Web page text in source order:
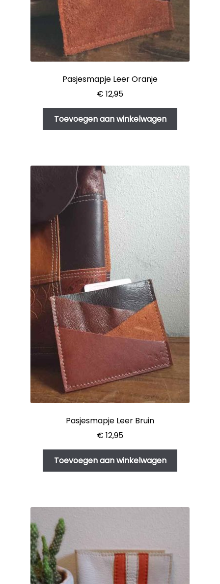
Pasjesmapje Leer Oranje
€ 12,95
Toevoegen aan winkelwagen
Pasjesmapje Leer Bruin
€ 12,95
Toevoegen aan winkelwagen